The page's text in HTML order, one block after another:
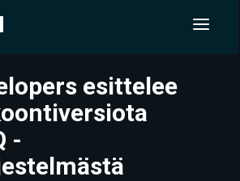
esittelee
-